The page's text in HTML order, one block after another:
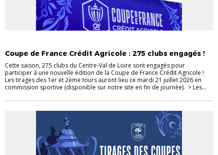
Coupe de France Crédit Agricole : 275 clubs engagés !
Cette saison, 275 clubs du Centre-Val de Loire sont engagés pour
participer à une nouvelle édition de la Coupe de France Crédit Agricole !
Les tirages des 1er et 2ème tours auront lieu ce mardi 21 juillet 2026 en
commission sportive (disponible sur notre site en fin de journée). > Les...